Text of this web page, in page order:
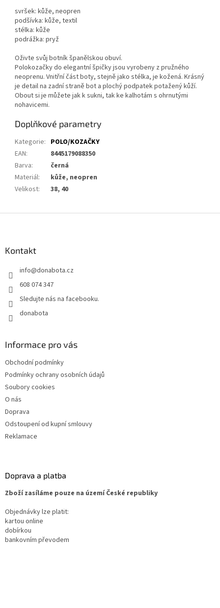
svršek: kůže, neopren
podšívka: kůže, textil
stélka: kůže
podrážka: pryž
Oživte svůj botník španělskou obuví.
Polokozačky do elegantní špičky jsou vyrobeny z pružného
neoprenu. Vnitřní část boty, stejně jako stélka, je kožená. Krásný
je detail na zadní straně bot a plochý podpatek potažený kůží.
Obout si je můžete jak k sukni, tak ke kalhotám s ohrnutými
nohavicemi.
Doplňkové parametry
Kategorie: POLO/KOZAČKY
EAN:
8445179088350
Barva:
černá
Materiál:
kůže, neopren
Velikost: 38, 40
Kontakt
info@donabota.cz
608 074 347
Sledujte nás na facebooku.
donabota
Informace pro vás
Obchodní podmínky
Podmínky ochrany osobních údajů
Soubory cookies
O nás
Doprava
Odstoupení od kupní smlouvy
Reklamace
Doprava a platba
Zboží zasíláme pouze na území České republiky
Objednávky lze platit:
kartou online
dobírkou
bankovním převodem